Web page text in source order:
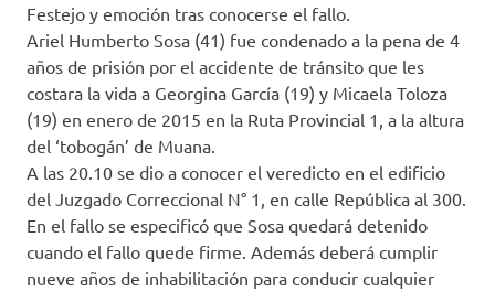
Festejo y emoción tras conocerse el fallo.
Ariel Humberto Sosa (41) fue condenado a la pena de 4
años de prisión por el accidente de tránsito que les
costara la vida a Georgina García (19) y Micaela Toloza
(19) en enero de 2015 en la Ruta Provincial 1, a la altura
del ‘tobogán’ de Muana.
A las 20.10 se dio a conocer el veredicto en el edificio
del Juzgado Correccional N° 1, en calle República al 300.
En el fallo se especificó que Sosa quedará detenido
cuando el fallo quede firme. Además deberá cumplir
nueve años de inhabilitación para conducir cualquier